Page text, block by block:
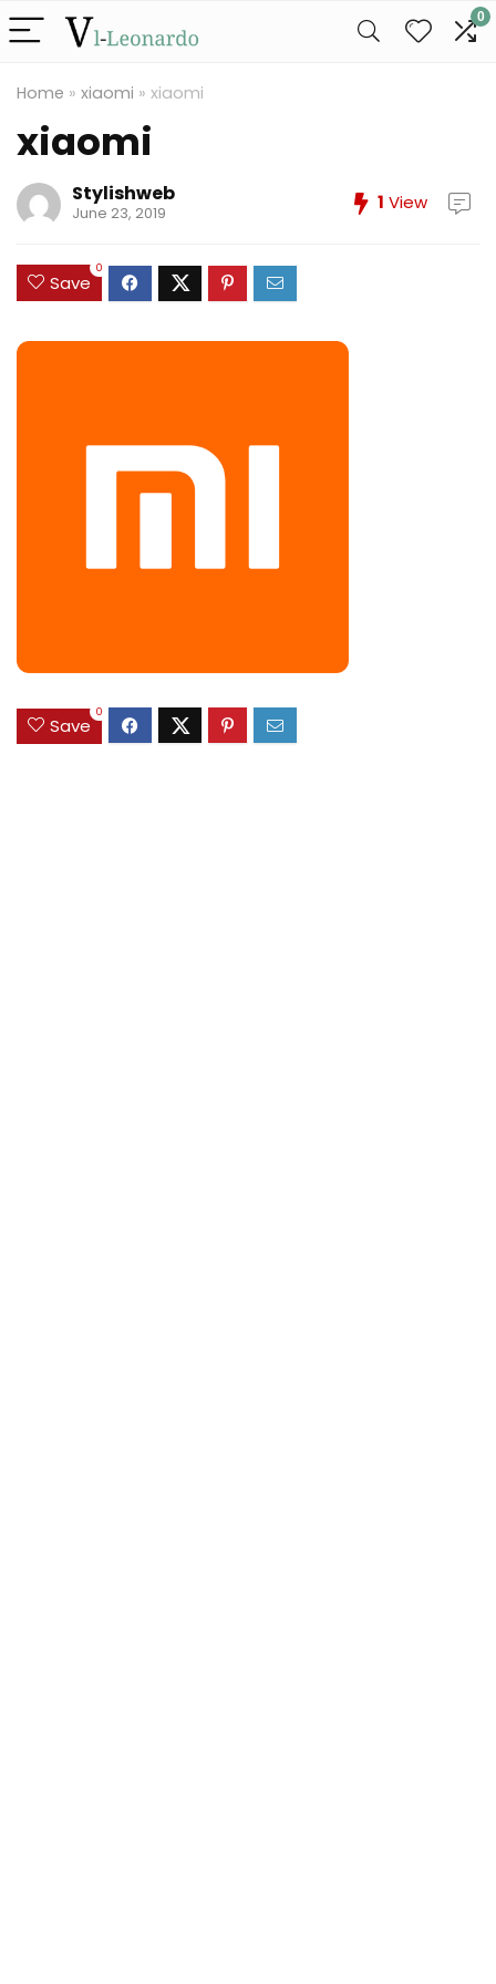
0
Home » xiaomi » xiaomi
xiaomi
Stylishweb
June 23, 2019 1 View
Save
0
Save
0